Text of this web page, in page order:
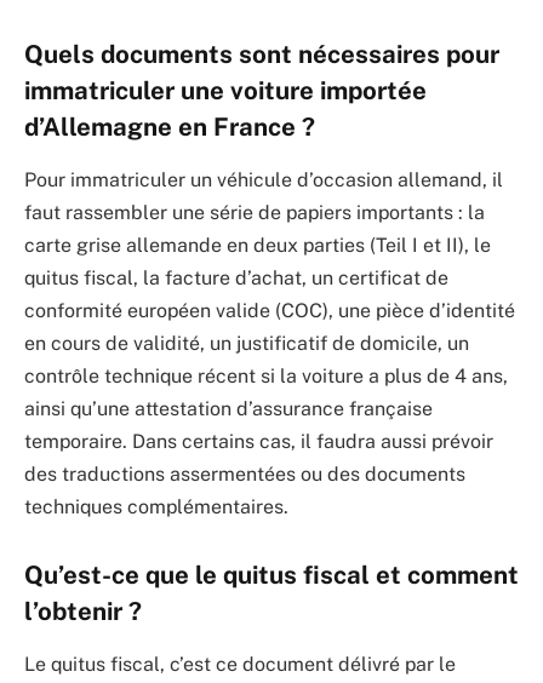
Quels documents sont nécessaires pour
immatriculer une voiture importée
d’Allemagne en France ?
Pour immatriculer un véhicule d’occasion allemand, il
faut rassembler une série de papiers importants : la
carte grise allemande en deux parties (Teil I et II), le
quitus fiscal, la facture d’achat, un certificat de
conformité européen valide (COC), une pièce d’identité
en cours de validité, un justificatif de domicile, un
contrôle technique récent si la voiture a plus de 4 ans,
ainsi qu’une attestation d’assurance française
temporaire. Dans certains cas, il faudra aussi prévoir
des traductions assermentées ou des documents
techniques complémentaires.
Qu’est-ce que le quitus fiscal et comment
l’obtenir ?
Le quitus fiscal, c’est ce document délivré par le